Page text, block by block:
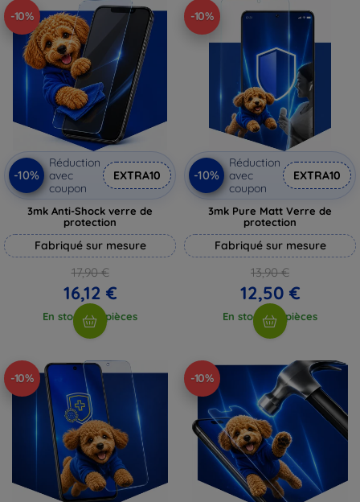
-10%
-10%
Réduction
avec
coupon
EXTRA10
3mk Anti-Shock verre de
protection
Fabriqué sur mesure
17,90 €
16,12 €
En stock > 5 pièces
-10%
-10%
Réduction
avec
coupon
EXTRA10
3mk Pure Matt Verre de
protection
Fabriqué sur mesure
13,90 €
12,50 €
En stock > 5 pièces
-10% -10%